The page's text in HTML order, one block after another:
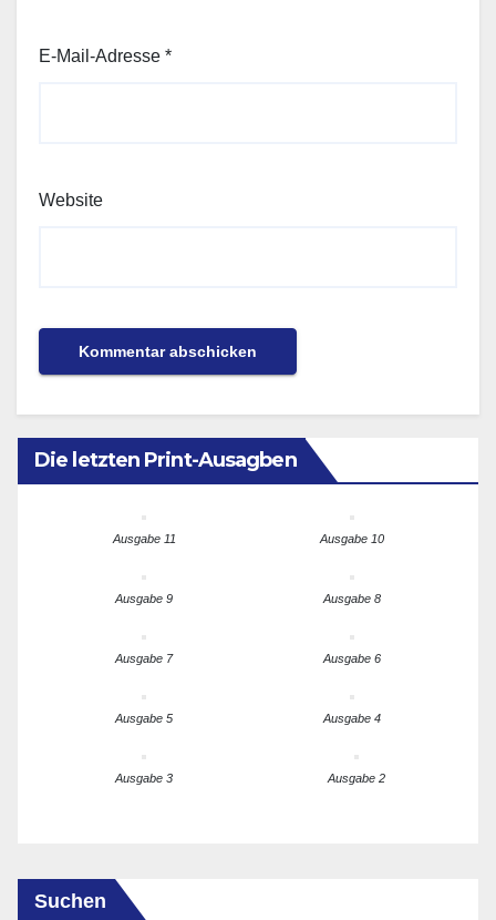
E-Mail-Adresse *
Website
Die letzten Print-Ausagben
Ausgabe 11 Ausgabe 10
Ausgabe 9 Ausgabe 8
Ausgabe 7 Ausgabe 6
Ausgabe 5 Ausgabe 4
Ausgabe 3 Ausgabe 2
Suchen